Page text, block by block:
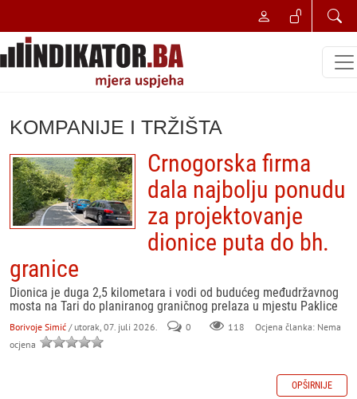
KOMPANIJE I TRŽIŠTA
Crnogorska firma
dala najbolju ponudu
za projektovanje
dionice puta do bh.
granice
Dionica je duga 2,5 kilometara i vodi od budućeg međudržavnog
mosta na Tari do planiranog graničnog prelaza u mjestu Paklice
Borivoje Simić / utorak, 07. juli 2026. 0 118
Ocjena članka: Nema
ocjena
OPŠIRNIJE